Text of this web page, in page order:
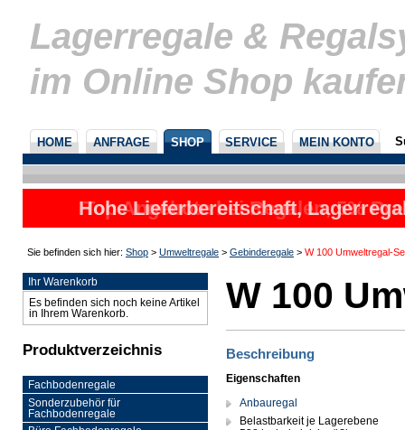
Lagerregale &
im Online Shop
HOME ANFRAGE SHOP SERVICE MEIN KONTO
Top Angebote bei Regalen, 5%
Hohe Lieferbereitschaft,
nicht
Sie befinden sich hier: Shop > Umweltregale > Gebinderegale > W 100 Umweltregal-
Ihr Warenkorb
Es befinden sich noch keine Artikel
in Ihrem Warenkorb.
Produktverzeichnis
Fachbodenregale
Sonderzubehör für
Fachbodenregale
W 100
Beschreibung
Eigenschaften
Anbauregal
Belastbarkeit je Lagerebene